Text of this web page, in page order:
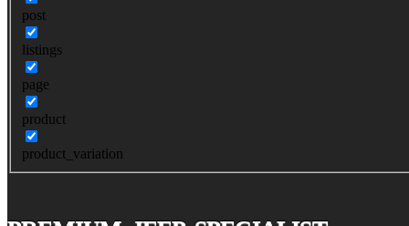
post
listings
page
product
product_variation